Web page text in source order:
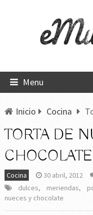
Menu
Inicio Cocina
TORTA DE
CHOCOLATE
Cocina 30 abril, 2012
dulces, meriendas,
nueces y chocolate